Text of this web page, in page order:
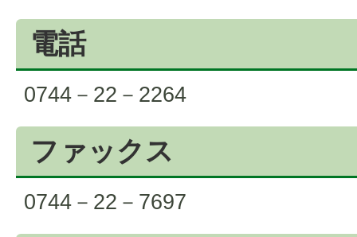
電話
0744－22－2264
ファックス
0744－22－7697